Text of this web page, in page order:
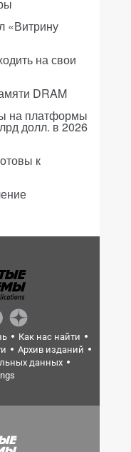
«Витрину
на свои
DRAM
на платформы
долл. в 2026
к
Как нас найти
Архив изданий
данных